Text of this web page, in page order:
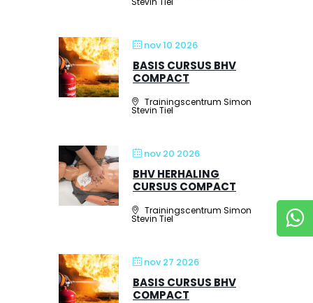
nov 10 2026
BASIS CURSUS BHV
COMPACT
Trainingscentrum Simon
Stevin Tiel
nov 20 2026
BHV HERHALING
CURSUS COMPACT
Trainingscentrum Simon
Stevin Tiel
nov 27 2026
BASIS CURSUS BHV
COMPACT